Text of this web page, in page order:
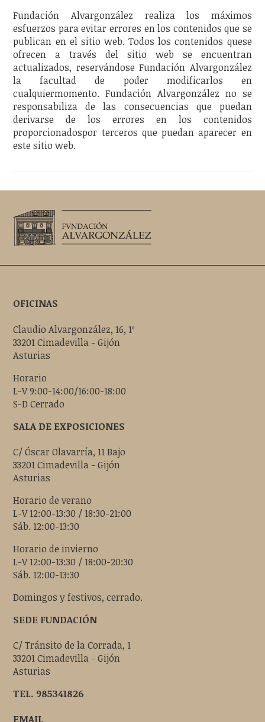
Fundación Alvargonzález realiza los máximos
esfuerzos para evitar errores en los contenidos que se
publican en el sitio web. Todos los contenidos quese
ofrecen a través del sitio web se encuentran
actualizados, reservándose Fundación Alvargonzález
la facultad de poder modificarlos en
cualquiermomento. Fundación Alvargonzález no se
responsabiliza de las consecuencias que puedan
derivarse de los errores en los contenidos
proporcionadospor terceros que puedan aparecer en
este sitio web.
OFICINAS
Claudio Alvargonzález, 16, 1º
33201 Cimadevilla - Gijón
Asturias
Horario
L-V 9:00-14:00/16:00-18:00
S-D Cerrado
SALA DE EXPOSICIONES
C/ Óscar Olavarría, 11 Bajo
33201 Cimadevilla - Gijón
Asturias
Horario de verano
L-V 12:00-13:30 / 18:30-21:00
Sáb. 12:00-13:30
Horario de invierno
L-V 12:00-13:30 / 18:00-20:30
Sáb. 12:00-13:30
Domingos y festivos, cerrado.
SEDE FUNDACIÓN
C/ Tránsito de la Corrada, 1
33201 Cimadevilla - Gijón
Asturias
TEL. 985341826
EMAIL